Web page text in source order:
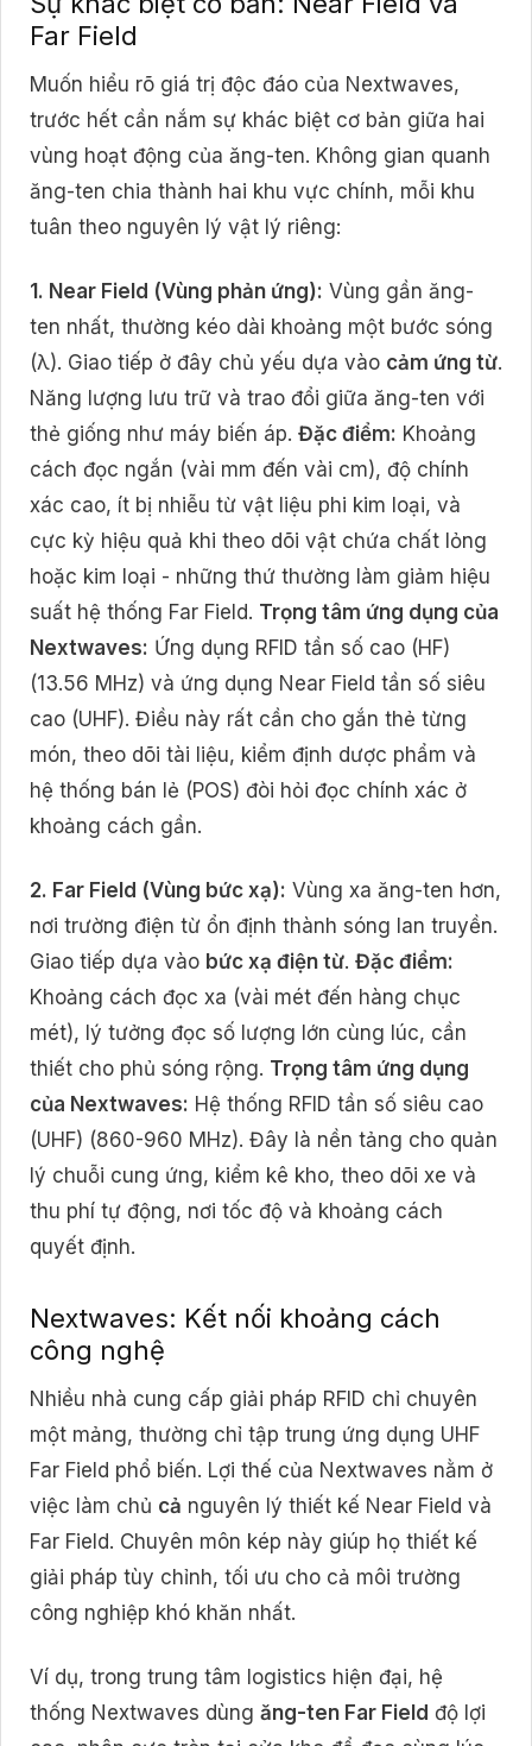
Far Field
Muốn hiểu rõ giá trị độc đáo của Nextwaves,
trước hết cần nắm sự khác biệt cơ bản giữa hai
vùng hoạt động của ăng-ten. Không gian quanh
ăng-ten chia thành hai khu vực chính, mỗi khu
tuân theo nguyên lý vật lý riêng:
1. Near Field (Vùng phản ứng): Vùng gần ăng-
ten nhất, thường kéo dài khoảng một bước sóng
(λ). Giao tiếp ở đây chủ yếu dựa vào cảm ứng từ.
Năng lượng lưu trữ và trao đổi giữa ăng-ten với
thẻ giống như máy biến áp. Đặc điểm: Khoảng
cách đọc ngắn (vài mm đến vài cm), độ chính
xác cao, ít bị nhiễu từ vật liệu phi kim loại, và
cực kỳ hiệu quả khi theo dõi vật chứa chất lỏng
hoặc kim loại - những thứ thường làm giảm hiệu
suất hệ thống Far Field. Trọng tâm ứng dụng của
Nextwaves: Ứng dụng RFID tần số cao (HF)
(13.56 MHz) và ứng dụng Near Field tần số siêu
cao (UHF). Điều này rất cần cho gắn thẻ từng
món, theo dõi tài liệu, kiểm định dược phẩm và
hệ thống bán lẻ (POS) đòi hỏi đọc chính xác ở
khoảng cách gần.
2. Far Field (Vùng bức xạ): Vùng xa ăng-ten hơn,
nơi trường điện từ ổn định thành sóng lan truyền.
Giao tiếp dựa vào bức xạ điện từ. Đặc điểm:
Khoảng cách đọc xa (vài mét đến hàng chục
mét), lý tưởng đọc số lượng lớn cùng lúc, cần
thiết cho phủ sóng rộng. Trọng tâm ứng dụng
của Nextwaves: Hệ thống RFID tần số siêu cao
(UHF) (860-960 MHz). Đây là nền tảng cho quản
lý chuỗi cung ứng, kiểm kê kho, theo dõi xe và
thu phí tự động, nơi tốc độ và khoảng cách
quyết định.
Nextwaves: Kết nối khoảng cách
công nghệ
Nhiều nhà cung cấp giải pháp RFID chỉ chuyên
một mảng, thường chỉ tập trung ứng dụng UHF
Far Field phổ biến. Lợi thế của Nextwaves nằm ở
việc làm chủ cả nguyên lý thiết kế Near Field và
Far Field. Chuyên môn kép này giúp họ thiết kế
giải pháp tùy chỉnh, tối ưu cho cả môi trường
công nghiệp khó khăn nhất.
Ví dụ, trong trung tâm logistics hiện đại, hệ
thống Nextwaves dùng ăng-ten Far Field độ lợi